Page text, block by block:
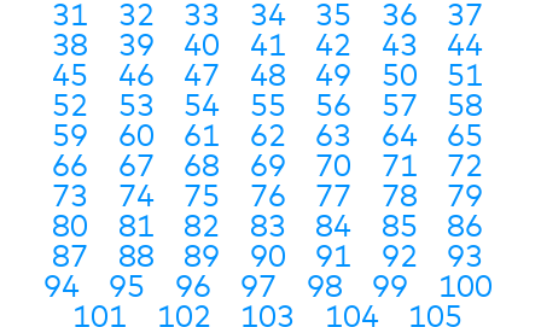
31
32 33 34 35 36
37
38
39 40 41 42 43
44
45
46 47 48 49 50
51
52
53 54 55 56 57
58
59
60 61 62 63 64
65
66
67 68 69 70 71
72
73
74 75 76 77 78
79
80
81 82 83 84 85
86
87
88 89 90 91 92
93
94
95 96 97 98 99
100
101
102 103 104
105